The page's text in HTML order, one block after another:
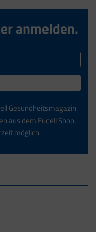
anmelden.
Gesundheitsmagazin
aus dem Eucell Shop.
möglich.